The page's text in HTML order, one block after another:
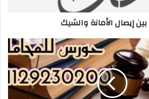
إيصال الأمانة والشيك